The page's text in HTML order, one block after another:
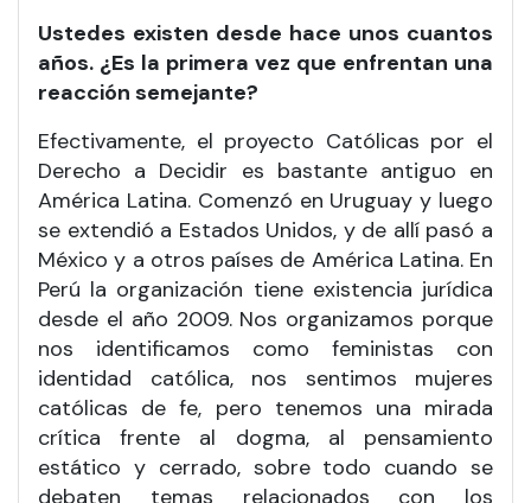
Ustedes existen desde hace unos cuantos
años. ¿Es la primera vez que enfrentan una
reacción semejante?
Efectivamente, el proyecto Católicas por el
Derecho a Decidir es bastante antiguo en
América Latina. Comenzó en Uruguay y luego
se extendió a Estados Unidos, y de allí pasó a
México y a otros países de América Latina. En
Perú la organización tiene existencia jurídica
desde el año 2009. Nos organizamos porque
nos identificamos como feministas con
identidad católica, nos sentimos mujeres
católicas de fe, pero tenemos una mirada
crítica frente al dogma, al pensamiento
estático y cerrado, sobre todo cuando se
debaten temas relacionados con los